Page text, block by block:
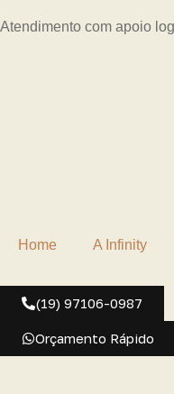
Atendimento com apoio
Home A Infinity
(19) 97106-0987
Orçamento Rápido